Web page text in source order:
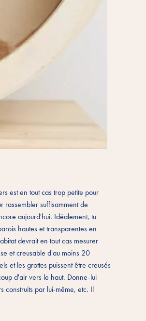
est en tout cas trop petite pour
rassembler suffisamment de
aujourd'hui. Idéalement, tu
hautes et transparentes en
devrait en tout cas mesurer
et creusable d'au moins 20
et les grottes puissent être creusés
d'air vers le haut. Donne-lui
construits par lui-même, etc. Il